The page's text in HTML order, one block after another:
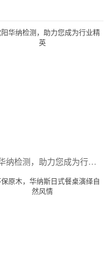
沈阳华纳检测，助力您成为行业精英